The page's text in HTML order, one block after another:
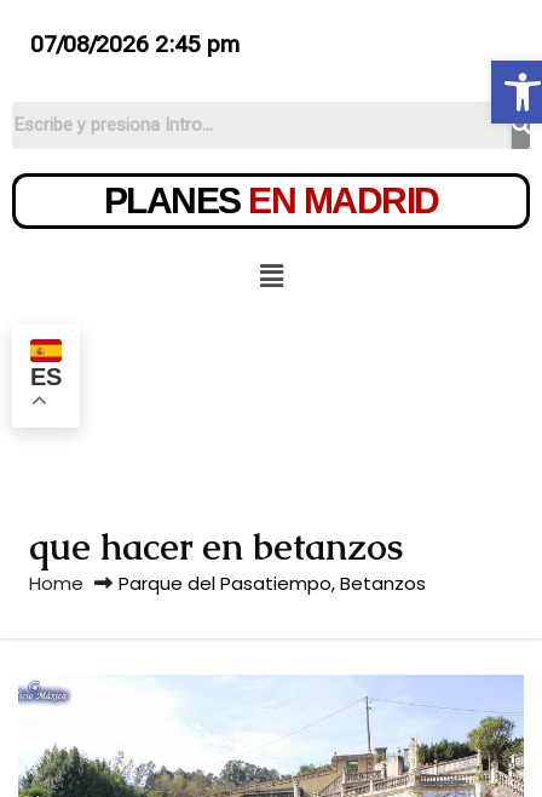
07/08/2026 2:45 pm
PLANES EN MADRID
ES
que hacer en betanzos
Home Parque del Pasatiempo, Betanzos